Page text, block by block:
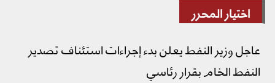
اختيار المحرر
عاجل وزير النفط يعلن بدء إجراءات استئناف تصدير
النفط الخام بقرار رئاسي